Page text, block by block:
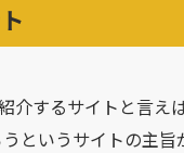
介するサイトと言え
というサイトの主旨